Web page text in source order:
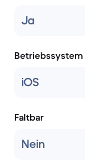
Ja
Betriebssystem
iOS
Faltbar
Nein